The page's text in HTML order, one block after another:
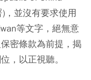
，並沒有要求使用
等文字，絕無意
密條款為前提，揭
，以正視聽。